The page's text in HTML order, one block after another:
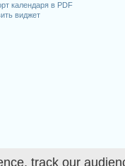
track our
календаря в PDF
виджет